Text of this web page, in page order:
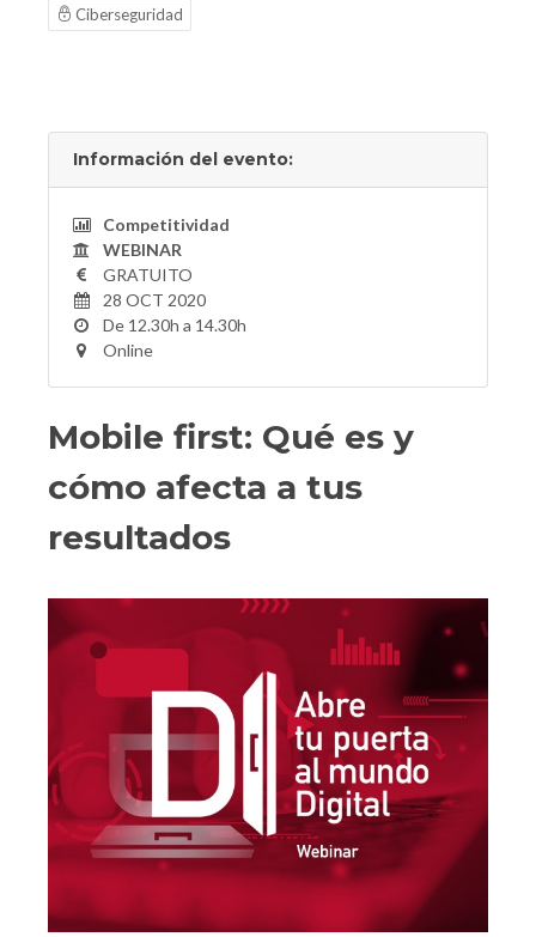
Ciberseguridad
Información del evento:
Competitividad
WEBINAR
GRATUITO
28 OCT 2020
De 12.30h a 14.30h
Online
Mobile first: Qué es y
cómo afecta a tus
resultados